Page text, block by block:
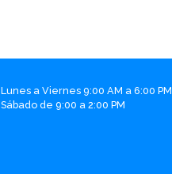
Lunes a Viernes 9:00 AM a 6:00 PM
Sábado de 9:00 a 2:00 PM